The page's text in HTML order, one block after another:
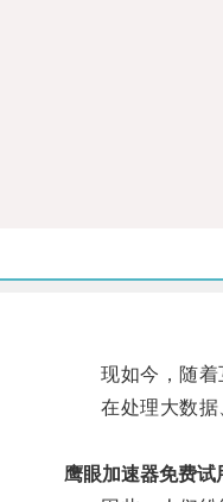
现如今，随着互
在处理大数据、
鹰眼加速器免费试